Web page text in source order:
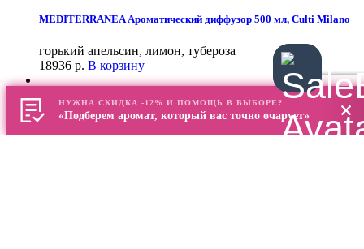
MEDITERRANEA Ароматический диффузор 500 мл, Culti Milano
горький апельсин, лимон, тубероза
18936 р. В корзину
Диффузоры
НУЖНА СКИДКА -12% И ПОМОЩЬ В ВЫБОРЕ?
«Подберем аромат, который вас точно очарует»